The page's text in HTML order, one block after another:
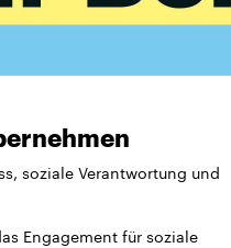
soziale Verantwortung und
Engagement für soziale